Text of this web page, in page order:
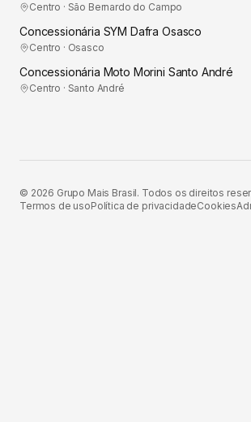
Centro · São Bernardo do Campo
Concessionária SYM Dafra Osasco
Centro · Osasco
Concessionária Moto Morini Santo André
Centro · Santo André
© 2026 Grupo Mais Brasil. Todos os direitos
Termos de usoPolítica de privacidadeCookies